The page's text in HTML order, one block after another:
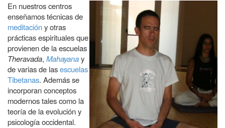
En nuestros centros
enseñamos técnicas de
meditacióny otras
prácticas espirituales que
provienen de la escuelas
Theravada, Mahayanay
de varias de lasescuelas
Tibetanas. Además se
incorporan conceptos
modernos tales como la
teoría de la evolución y
psicología occidental.